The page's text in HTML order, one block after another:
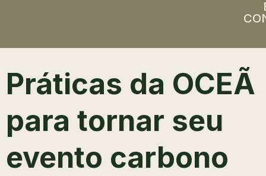
Práticas da OCEÃ
para tornar seu
evento carbono